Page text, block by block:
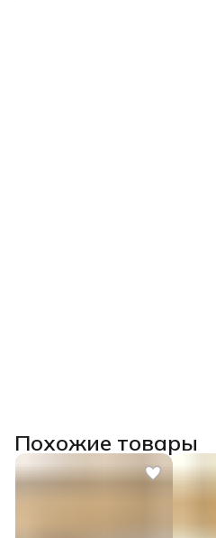
Похожие товары